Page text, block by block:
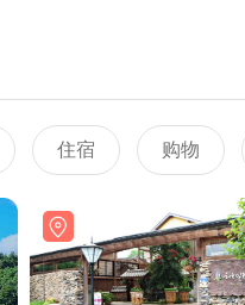
住宿 购物